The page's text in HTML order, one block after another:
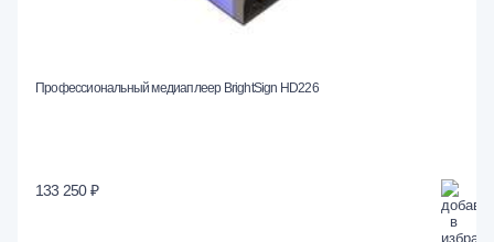
Профессиональный медиаплеер BrightSign HD226
133 250 ₽